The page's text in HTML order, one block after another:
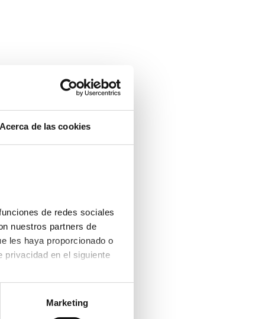
Acerca de las cookies
de redes sociales
nuestros partners de
les haya proporcionado o
Marketing
completa